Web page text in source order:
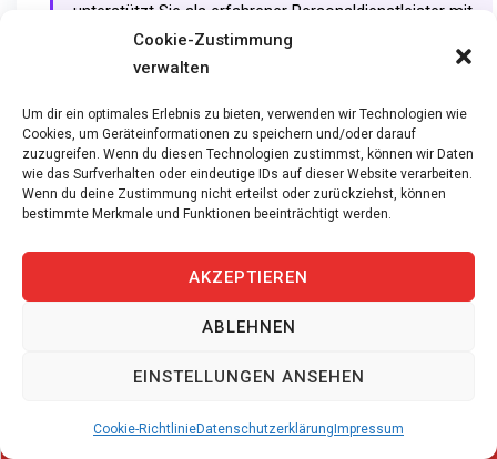
Cookie-Zustimmung
verwalten
Um dir ein optimales Erlebnis zu bieten, verwenden wir Technologien wie
Cookies, um Geräteinformationen zu speichern und/oder darauf
zuzugreifen. Wenn du diesen Technologien zustimmst, können wir Daten
wie das Surfverhalten oder eindeutige IDs auf dieser Website verarbeiten.
Wenn du deine Zustimmung nicht erteilst oder zurückziehst, können
bestimmte Merkmale und Funktionen beeinträchtigt werden.
AKZEPTIEREN
ABLEHNEN
EINSTELLUNGEN ANSEHEN
Cookie-RichtlinieDatenschutzerklärung Impressum
unterstützt Sie als erfahrener Personaldienstleister mit
persönlicher Beratung und hilft Ihnen, rasch die
passende Stelle zu finden.
Interessiert? Wir freuen uns auf
Sie
EFZ für Wiedlisbach. Ausserdem vermittelt
Fachkräfte verdienen ebenso gute Partner.
www.ipersonal.ch/offene-